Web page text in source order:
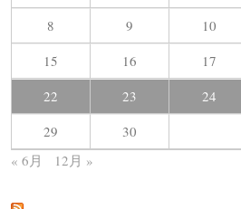
8
9 10
15
16 17
22
23 24
29
30
« 6月
12月 »